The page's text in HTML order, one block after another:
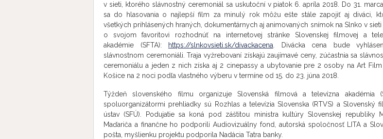
v sieti, ktorého slávnostný ceremoniál sa uskutoční v piatok 6. apríla 2018. Do 31.
sa do hlasovania o najlepší film za minulý rok môžu ešte stále zapojiť aj diváci,
všetkých prihlásených hraných, dokumentárnych aj animovaných snímok na Slnko v
o svojom favoritovi rozhodnúť na internetovej stránke Slovenskej filmovej a
akadémie (SFTA):
https://slnkovsieti.sk/divackacena . Divácka cena bude
slávnostnom ceremoniáli. Traja vyžrebovaní získajú zaujímavé ceny, zúčastnia sa
ceremoniálu a jeden z nich získa aj 2 cinepassy a ubytovanie pre 2 osoby na Art Film
Košice na 2 noci podľa vlastného výberu v termíne od 15. do 23. júna 2018.
Týždeň slovenského filmu organizuje Slovenská filmová a televízna akadémia
spoluorganizátormi prehliadky sú Rozhlas a televízia Slovenska (RTVS) a Slovenský
ústav (SFÚ). Podujatie sa koná pod záštitou ministra kultúry Slovenskej republiky
Maďariča a finančne ho podporili Audiovizuálny fond, autorská spoločnosť LITA a
pošta, myšlienku projektu podporila Nadácia Tatra banky.